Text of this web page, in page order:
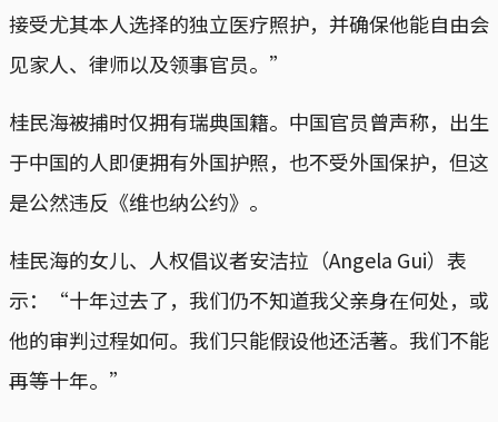
接受尤其本人选择的独立医疗照护，并确保他能自由会
见家人、律师以及领事官员。”
桂民海被捕时仅拥有瑞典国籍。中国官员曾声称，出生
于中国的人即便拥有外国护照，也不受外国保护，但这
是公然违反《维也纳公约》。
桂民海的女儿、人权倡议者安洁拉（Angela Gui）表
示：“十年过去了，我们仍不知道我父亲身在何处，或
他的审判过程如何。我们只能假设他还活著。我们不能
再等十年。”